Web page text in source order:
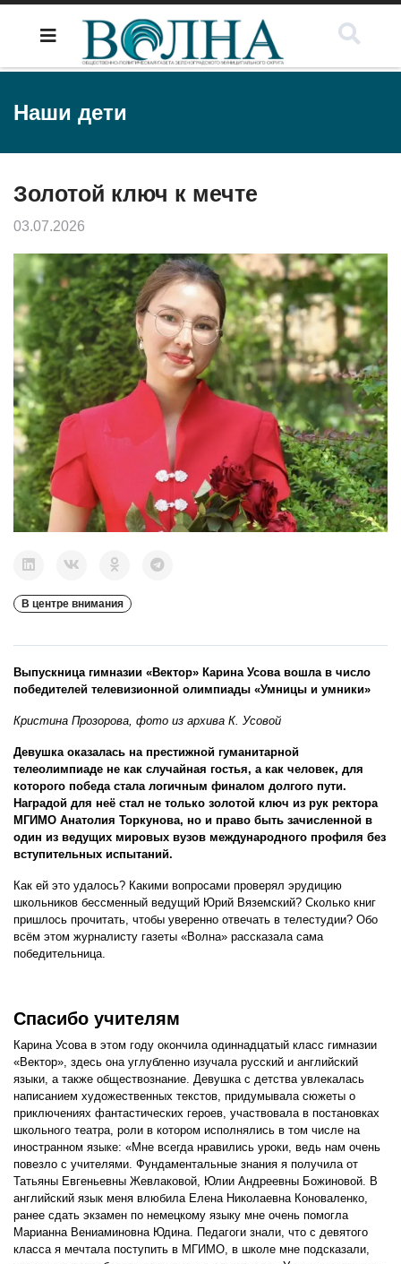
Наши дети
Золотой ключ к мечте
03.07.2026
В центре внимания
Выпускница гимназии «Вектор» Карина Усова вошла в число
победителей телевизионной олимпиады «Умницы и умники»
Кристина Прозорова, фото из архива К. Усовой
Девушка оказалась на престижной гуманитарной
телеолимпиаде не как случайная гостья, а как человек, для
которого победа стала логичным финалом долгого пути.
Наградой для неё стал не только золотой ключ из рук ректора
МГИМО Анатолия Торкунова, но и право быть зачисленной в
один из ведущих мировых вузов международного профиля без
вступительных испытаний.
Как ей это удалось? Какими вопросами проверял эрудицию
школьников бессменный ведущий Юрий Вяземский? Сколько книг
пришлось прочитать, чтобы уверенно отвечать в телестудии? Обо
всём этом журналисту газеты «Волна» рассказала сама
победительница.
Спасибо учителям
Карина Усова в этом году окончила одиннадцатый класс гимназии
«Вектор», здесь она углубленно изучала русский и английский
языки, а также обществознание. Девушка с детства увлекалась
написанием художественных текстов, придумывала сюжеты о
приключениях фантастических героев, участвовала в постановках
школьного театра, роли в котором исполнялись в том числе на
иностранном языке: «Мне всегда нравились уроки, ведь нам очень
повезло с учителями. Фундаментальные знания я получила от
Татьяны Евгеньевны Жевлаковой, Юлии Андреевны Божиновой. В
английский язык меня влюбила Елена Николаевна Коноваленко,
ранее сдать экзамен по немецкому языку мне очень помогла
Марианна Вениаминовна Юдина. Педагоги знали, что с девятого
класса я мечтала поступить в МГИМО, в школе мне подсказали,